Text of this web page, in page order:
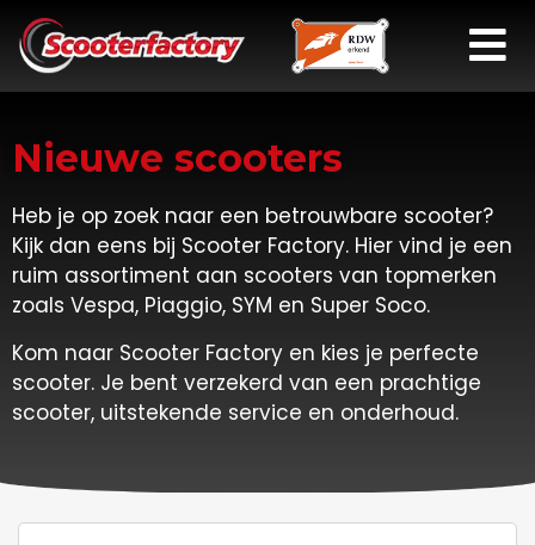
Nieuwe scooters
Heb je op zoek naar een betrouwbare scooter?
Kijk dan eens bij Scooter Factory. Hier vind je een
ruim assortiment aan scooters van topmerken
zoals Vespa, Piaggio, SYM en Super Soco.
Kom naar Scooter Factory en kies je perfecte
scooter. Je bent verzekerd van een prachtige
scooter, uitstekende service en onderhoud.